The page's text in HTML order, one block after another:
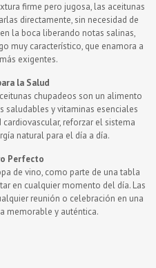
firme pero jugosa, las aceitunas
directamente, sin necesidad de
la boca liberando notas salinas,
muy característico, que enamora a
exigentes.
la Salud
chupadeos son un alimento
saludables y vitaminas esenciales
reforzar el sistema
natural para el día a día.
Perfecto
de vino, como parte de una tabla
en cualquier momento del día. Las
reunión o celebración en una
memorable y auténtica.